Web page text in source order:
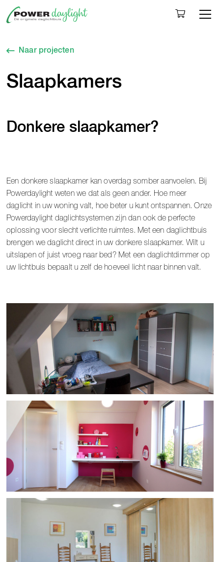
Naar projecten
Slaapkamers
Donkere slaapkamer?
Een donkere slaapkamer kan overdag somber aanvoelen. Bij
Powerdaylight weten we dat als geen ander. Hoe meer
daglicht in uw woning valt, hoe beter u kunt ontspannen. Onze
Powerdaylight daglichtsystemen zijn dan ook de perfecte
oplossing voor slecht verlichte ruimtes. Met een daglichtbuis
brengen we daglicht direct in uw donkere slaapkamer. Wilt u
uitslapen of juist vroeg naar bed? Met een daglichtdimmer op
uw lichtbuis bepaalt u zelf de hoeveel licht naar binnen valt.